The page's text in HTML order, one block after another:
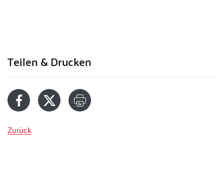
Teilen & Drucken
Zurück